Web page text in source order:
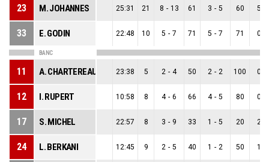
23 M. JOHANNES 25:31 21 8 - 13 61 3 - 5 60 5
33 E. GODIN 22:48 10 5 - 7 71 5 - 7 71 0
BANC
11 A. CHARTEREAU 23:38 5 2 - 4 50 2 - 2 100 0
12 I. RUPERT 10:58 8 4 - 6 66 4 - 5 80 0
17 S. MICHEL 22:57 8 3 - 9 33 1 - 5 20 2
24 L. BERKANI 12:45 9 2 - 5 40 1 - 2 50 1